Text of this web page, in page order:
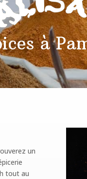
à
un
tout au